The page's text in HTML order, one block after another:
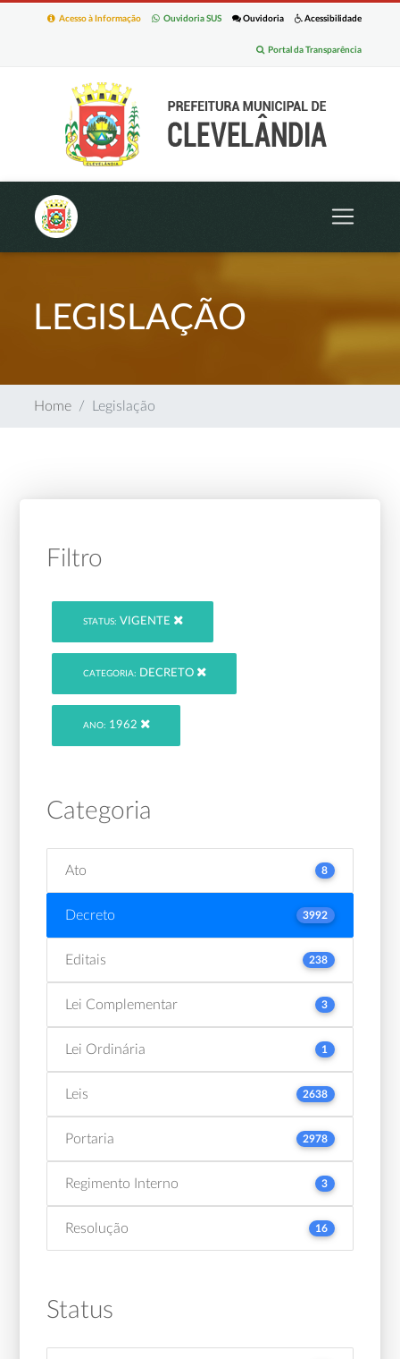
Acessibilidade
Ouvidoria
Ouvidoria SUS
Acesso à Informação
Portal da Transparência
LEGISLAÇÃO
Home Legislação
Filtro
STATUS: VIGENTE
CATEGORIA: DECRETO
ANO: 1962
Categoria
Ato 8
Decreto 3992
Editais 238
Lei Complementar 3
Lei Ordinária 1
Leis 2638
Portaria 2978
Regimento Interno 3
Resolução 16
Status